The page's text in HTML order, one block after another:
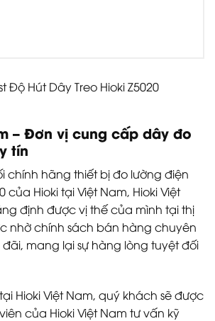
Độ Hút Dây Treo Hioki Z5020
– Đơn vị cung cấp dây đo
tín
chính hãng thiết bị đo lường điện
của Hioki tại Việt Nam, Hioki Việt
định được vị thế của mình tại thị
nhờ chính sách bán hàng chuyên
mang lại sự hàng lòng tuyệt đối
Hioki Việt Nam, quý khách sẽ được
của Hioki Việt Nam tư vấn kỹ